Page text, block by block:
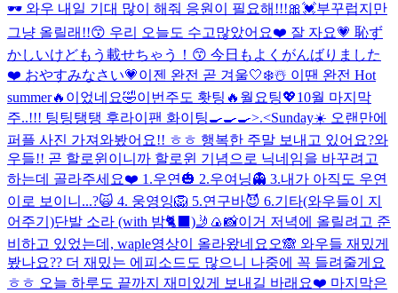
🕶 와우 내일 기대 많이 해줘 응원이 필요해!!!🎀💓부꾸럽지만
그냥 올릴래!!😙 우리 오늘도 수고많았어요❤️ 잘 자요💗 恥ず
かしいけどもう載せちゃう！😙 今日もよくがんばりました
❤️ おやすみなさい💗이젠 완전 곧 겨울🤍❄️☃️ 이땐 완전 Hot
summer🔥이었네요🤣이번주도 홧팅🔥월요팅💖10월 마지막
주..!!! 팅팅탱탱 후라이팬 화이팅🍳🍳🍳>.<Sunday☀️ 오랜만에
퍼플 사진 가져와봤어요!! ㅎㅎ 행복한 주말 보내고 있어요?와
우들!! 곧 할로윈이니까 할로윈 기념으로 닉네임을 바꾸려고
하는데 골라주세요❤️ 1.우연🎃 2.우여닝👻 3.내가 아직도 우연
이로 보이니...?🙀 4. 웅영잉🦁 5.연구바😈 6.기타(와우들이 지
어주기)단발 소라 (with 밤🐈‍⬛)🤳🍙📸이거 저녁에 올릴려고 준
비하고 있었는데, waple영상이 올라왔네요오🙈 와우들 재밌게
봤나요?? 더 재밌는 에피소드도 많으니 나중에 꼭 들려줄게요
ㅎㅎ 오늘 하루도 끝까지 재미있게 보내길 바래요❤️ 마지막은